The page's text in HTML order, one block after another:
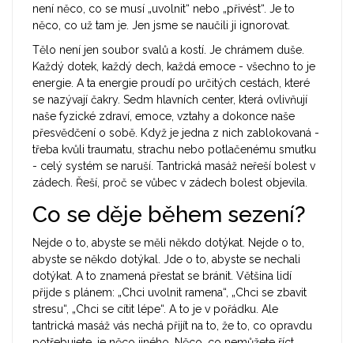
není něco, co se musí „uvolnit“ nebo „přivést“. Je to
něco, co už tam je. Jen jsme se naučili ji ignorovat.
Tělo není jen soubor svalů a kostí. Je chrámem duše.
Každý dotek, každý dech, každá emoce - všechno to je
energie. A ta energie proudí po určitých cestách, které
se nazývají čakry. Sedm hlavních center, která ovlivňují
naše fyzické zdraví, emoce, vztahy a dokonce naše
přesvědčení o sobě. Když je jedna z nich zablokovaná -
třeba kvůli traumatu, strachu nebo potlačenému smutku
- celý systém se naruší. Tantrická masáž neřeší bolest v
zádech. Řeší, proč se vůbec v zádech bolest objevila.
Co se děje během sezení?
Nejde o to, abyste se měli někdo dotýkat. Nejde o to,
abyste se někdo dotýkal. Jde o to, abyste se nechali
dotýkat. A to znamená přestat se bránit. Většina lidí
přijde s plánem: „Chci uvolnit ramena“, „Chci se zbavit
stresu“, „Chci se cítit lépe“. A to je v pořádku. Ale
tantrická masáž vás nechá přijít na to, že to, co opravdu